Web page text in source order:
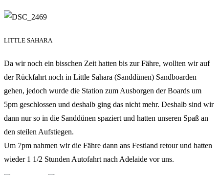
LITTLE SAHARA
Da wir noch ein bisschen Zeit hatten bis zur Fähre, wollten wir auf
der Rückfahrt noch in Little Sahara (Sanddünen) Sandboarden
gehen, jedoch wurde die Station zum Ausborgen der Boards um
5pm geschlossen und deshalb ging das nicht mehr. Deshalb sind wir
dann nur so in die Sanddünen spaziert und hatten unseren Spaß an
den steilen Aufstiegen.
Um 7pm nahmen wir die Fähre dann ans Festland retour und hatten
wieder 1 1/2 Stunden Autofahrt nach Adelaide vor uns.